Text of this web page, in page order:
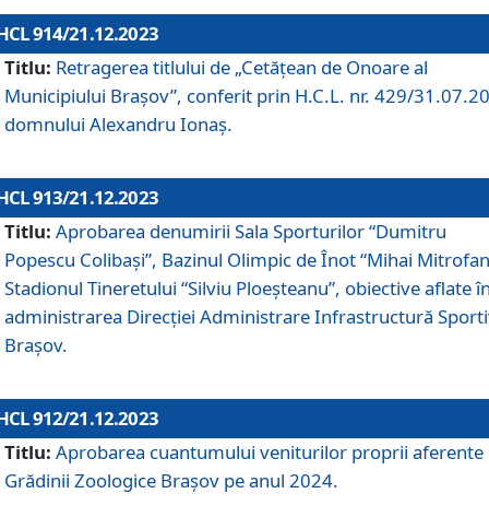
914/21.12.2023
Titlu: Retragerea titlului de „Cetățean de Onoare al
Municipiului Brașov”, conferit prin H.C.L. nr. 429/
domnului Alexandru Ionaș.
913/21.12.2023
Titlu: Aprobarea denumirii Sala Sporturilor “Dumitru
Popescu Colibași”, Bazinul Olimpic de Înot “Mihai
Stadionul Tineretului “Silviu Ploeșteanu”, obiective aflate
administrarea Direcției Administrare Infrastructură
Brașov.
912/21.12.2023
Titlu: Aprobarea cuantumului veniturilor proprii aferente
Grădinii Zoologice Braşov pe anul 2024.